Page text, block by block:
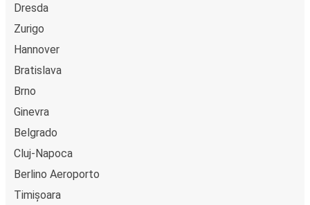
Dresda
Zurigo
Hannover
Bratislava
Brno
Ginevra
Belgrado
Cluj-Napoca
Berlino Aeroporto
Timișoara